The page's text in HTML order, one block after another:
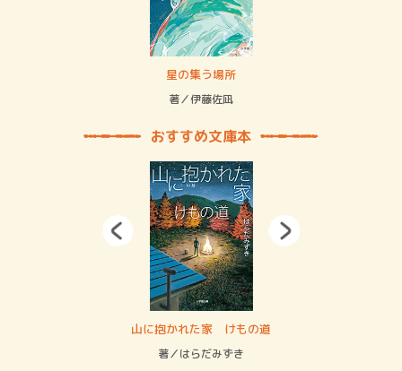
星の集う場所
著／伊藤佐凪
おすすめ文庫本
山に抱かれた家 けもの道
著／はらだみずき